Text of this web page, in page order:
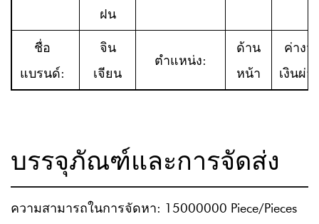
ฝน
ชื่อ
แบรนด์:
จิน
เจียน
ตำแหน่ง:
ด้าน
หน้า
ค่างว
เงินผ่อ
บรรจุภัณฑ์และการจัดส่ง
ความสามารถในการจัดหา: 15000000 Piece/Pieces